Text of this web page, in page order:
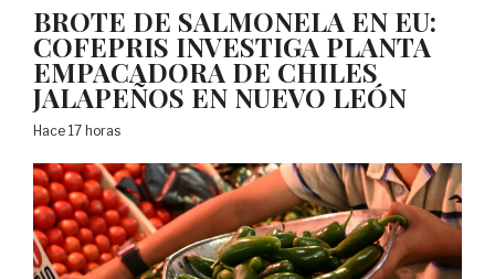
BROTE DE SALMONELA EN EU:
COFEPRIS INVESTIGA PLANTA
EMPACADORA DE CHILES
JALAPEÑOS EN NUEVO LEÓN
Hace 17 horas